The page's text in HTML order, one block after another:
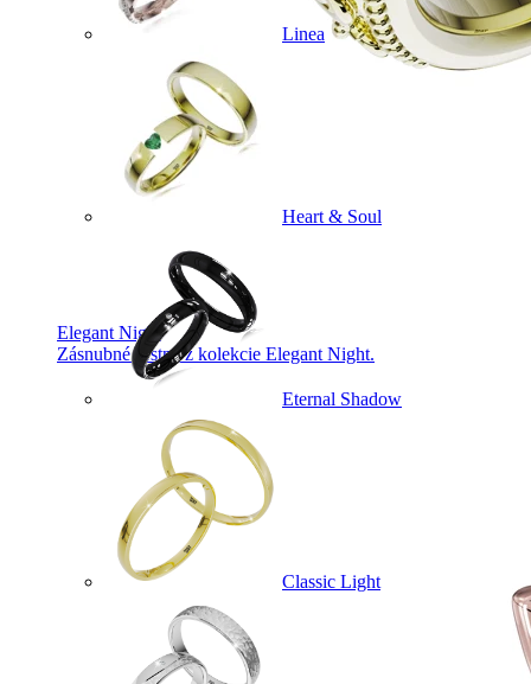
Elegant Night
Zásnubné prstne z kolekcie Elegant Night.
Linea
Heart & Soul
Eternal Shadow
Classic Light